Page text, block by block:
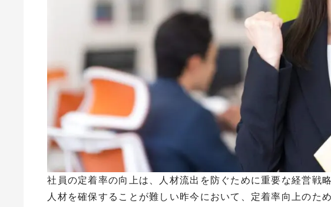
社員の定着率の向上は、人材流出を防ぐために重要な経営戦
人材を確保することが難しい昨今において、定着率向上のた